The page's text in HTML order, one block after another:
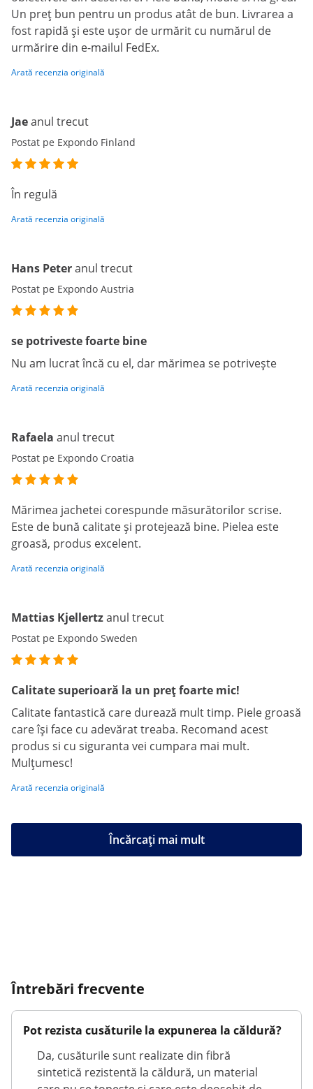
Un preț bun pentru un produs atât de bun. Livrarea a
fost rapidă și este ușor de urmărit cu numărul de
urmărire din e-mailul FedEx.
Arată recenzia originală
Jaeanul trecut
Postat pe Expondo Finland
În regulă
Arată recenzia originală
Hans Peteranul trecut
Postat pe Expondo Austria
se potriveste foarte bine
Nu am lucrat încă cu el, dar mărimea se potrivește
Arată recenzia originală
Rafaela anul trecut
Postat pe Expondo Croatia
Mărimea jachetei corespunde măsurătorilor scrise.
Este de bună calitate și protejează bine. Pielea este
groasă, produs excelent.
Arată recenzia originală
Mattias Kjellertzanul trecut
Postat pe Expondo Sweden
Calitate superioară la un preț foarte mic!
Calitate fantastică care durează mult timp. Piele groasă
care își face cu adevărat treaba. Recomand acest
produs si cu siguranta vei cumpara mai mult.
Mulţumesc!
Arată recenzia originală
Încărcați mai mult
Întrebări frecvente
Pot rezista cusăturile la expunerea la căldură?
Da, cusăturile sunt realizate din fibră
sintetică rezistentă la căldură, un material